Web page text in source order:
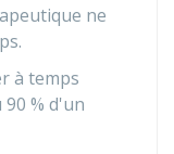
ne
à temps
90 % d'un